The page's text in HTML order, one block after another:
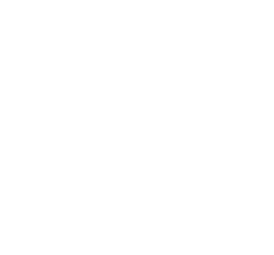
non acompañou moito, non quixemos
cada vez ten máis afeción.